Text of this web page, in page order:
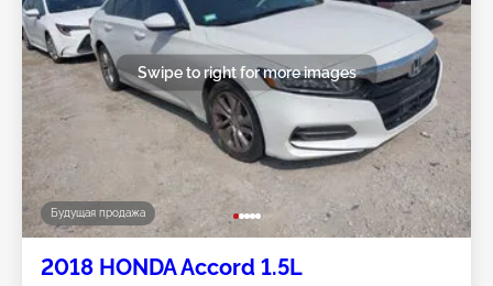
Будущая продажа
Swipe to right for more images
2018 HONDA Accord 1.5L